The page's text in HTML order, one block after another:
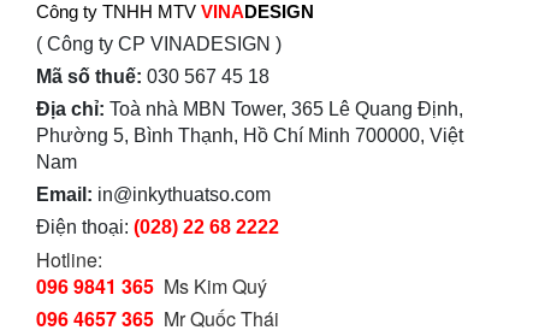
Công ty TNHH MTV VINADESIGN
( Công ty CP VINADESIGN )
Mã số thuế: 030 567 45 18
Địa chỉ: Toà nhà MBN Tower, 365 Lê Quang Định,
Phường 5, Bình Thạnh, Hồ Chí Minh 700000, Việt
Nam
Email: in@inkythuatso.com
Điện thoại: (028) 22 68 2222
Hotline:
096 9841 365 Ms Kim Quý
096 4657 365 Mr Quốc Thái